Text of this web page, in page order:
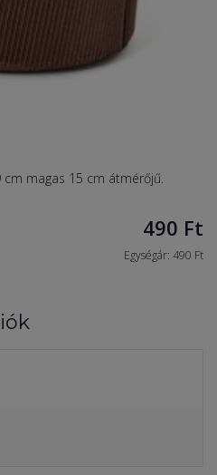
magas 15 cm átmérőjű.
490 Ft
Egységár: 490 Ft